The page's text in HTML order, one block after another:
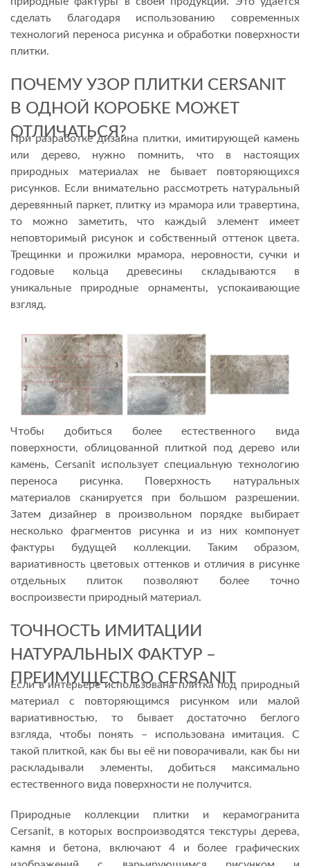
сделать благодаря использованию современных
технологий переноса рисунка и обработки поверхности
плитки.
ПОЧЕМУ УЗОР ПЛИТКИ CERSANIT
В ОДНОЙ КОРОБКЕ МОЖЕТ
ОТЛИЧАТЬСЯ?
При разработке дизайна плитки, имитирующей камень
или дерево, нужно помнить, что в настоящих
природных материалах не бывает повторяющихся
рисунков. Если внимательно рассмотреть натуральный
деревянный паркет, плитку из мрамора или травертина,
то можно заметить, что каждый элемент имеет
неповторимый рисунок и собственный оттенок цвета.
Трещинки и прожилки мрамора, неровности, сучки и
годовые кольца древесины складываются в
уникальные природные орнаменты, успокаивающие
взгляд.
Чтобы добиться более естественного вида
поверхности, облицованной плиткой под дерево или
камень, Cersanit использует специальную технологию
переноса рисунка. Поверхность натуральных
материалов сканируется при большом разрешении.
Затем дизайнер в произвольном порядке выбирает
несколько фрагментов рисунка и из них компонует
фактуры будущей коллекции. Таким образом,
вариативность цветовых оттенков и отличия в рисунке
отдельных плиток позволяют более точно
воспроизвести природный материал.
ТОЧНОСТЬ ИМИТАЦИИ
НАТУРАЛЬНЫХ ФАКТУР –
ПРЕИМУЩЕСТВО CERSANIT
Если в интерьере использована плитка под природный
материал с повторяющимся рисунком или малой
вариативностью, то бывает достаточно беглого
взгляда, чтобы понять – использована имитация. С
такой плиткой, как бы вы её ни поворачивали, как бы ни
раскладывали элементы, добиться максимально
естественного вида поверхности не получится.
Природные коллекции плитки и керамогранита
Cersanit, в которых воспроизводятся текстуры дерева,
камня и бетона, включают 4 и более графических